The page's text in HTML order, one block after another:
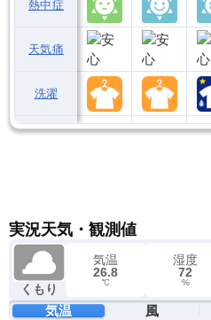
熱中症
天気痛
洗濯
実況天気・観測値
くもり
気温
26.8
℃
湿度
72
%
気温 風